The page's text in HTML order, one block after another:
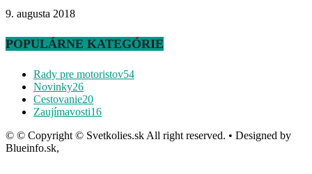
9. augusta 2018
POPULÁRNE KATEGÓRIE
Rady pre motoristov54
Novinky26
Cestovanie20
Zaujímavosti16
© © Copyright © Svetkolies.sk All right reserved. • Designed by
Blueinfo.sk,